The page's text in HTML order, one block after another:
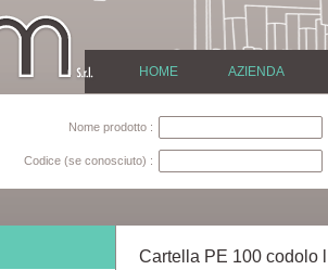
HOME AZIENDA
Nome prodotto :
Codice (se conosciuto) :
Cartella PE 100 codolo